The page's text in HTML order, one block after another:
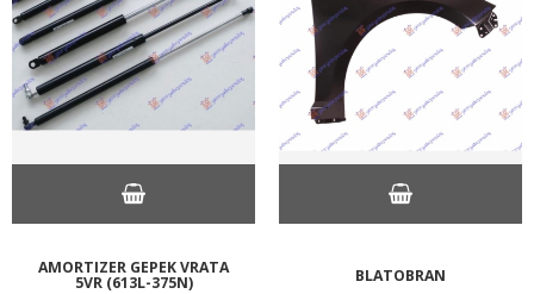
AMORTIZER GEPEK VRATA
5VR (613L-375N) BLATOBRAN